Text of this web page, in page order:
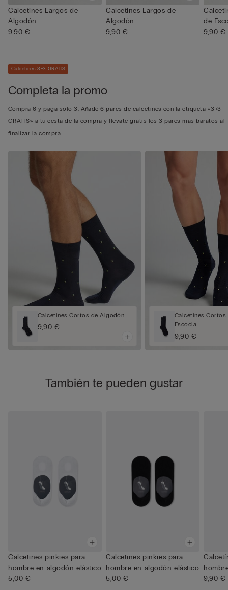
Calcetines Largos de
Algodón
9,90 €
Calcetines Largos de
Algodón
9,90 €
de
9,90 €
Calcetines 3+3 GRATIS
Completa la promo
Compra 6 y paga solo 3. Añade 6 pares de calcetines con la etiqueta «3+3
GRATIS» a tu cesta de la compra y llévate gratis los 3 pares más baratos al
finalizar la compra.
Calcetines Cortos de Algodón
9,90 €
Calcetines Cortos
Escocia
9,90 €
También te pueden gustar
Calcetines pinkies para
hombre en algodón elástico
5,00 €
Calcetines pinkies para
hombre en algodón elástico
5,00 €
Hi...
9,90 €